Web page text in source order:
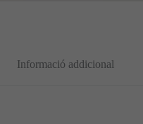
Informació addicional